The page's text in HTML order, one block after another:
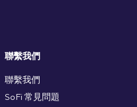
聯繫我們
聯繫我們
SoFi 常見問題